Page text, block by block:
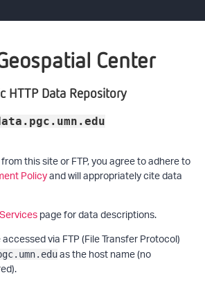
Center
HTTP Data Repository
this site or FTP, you agree to adhere to
Policyand will appropriately cite data
page for data descriptions.
via FTP (File Transfer Protocol)
as the host name (no